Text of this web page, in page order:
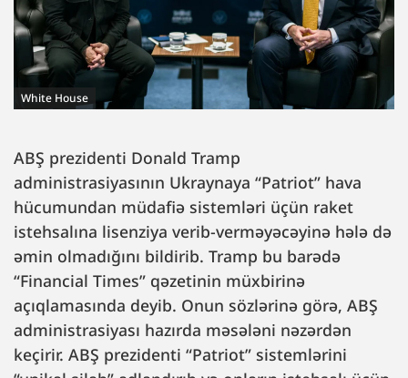
White House
ABŞ prezidenti Donald Tramp
administrasiyasının Ukraynaya “Patriot” hava
hücumundan müdafiə sistemləri üçün raket
istehsalına lisenziya verib-verməyəcəyinə hələ də
əmin olmadığını bildirib. Tramp bu barədə
“Financial Times” qəzetinin müxbirinə
açıqlamasında deyib. Onun sözlərinə görə, ABŞ
administrasiyası hazırda məsələni nəzərdən
keçirir. ABŞ prezidenti “Patriot” sistemlərini